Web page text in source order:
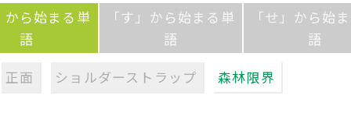
から始まる単
語
「す」から始まる単
語
「せ」から始
語
正面
ショルダーストラップ 森林限界